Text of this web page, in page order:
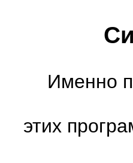
Именно
этих